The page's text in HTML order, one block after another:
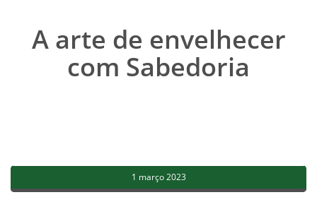
A arte de envelhecer
com Sabedoria
1 março 2023